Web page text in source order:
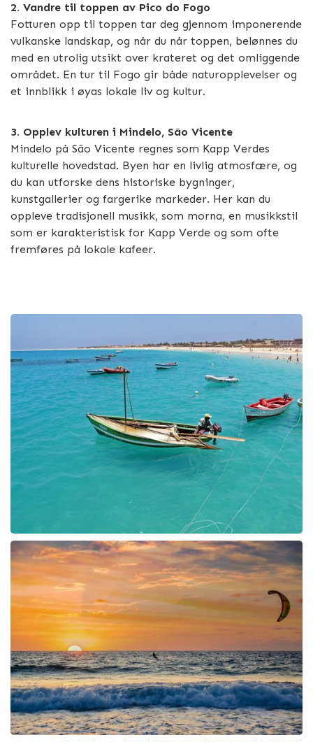
2. Vandre til toppen av Pico do Fogo
Fotturen opp til toppen tar deg gjennom imponerende
vulkanske landskap, og når du når toppen, belønnes du
med en utrolig utsikt over krateret og det omliggende
området. En tur til Fogo gir både naturopplevelser og
et innblikk i øyas lokale liv og kultur.
3. Opplev kulturen i Mindelo, São Vicente
Mindelo på São Vicente regnes som Kapp Verdes
kulturelle hovedstad. Byen har en livlig atmosfære, og
du kan utforske dens historiske bygninger,
kunstgallerier og fargerike markeder. Her kan du
oppleve tradisjonell musikk, som morna, en musikkstil
som er karakteristisk for Kapp Verde og som ofte
fremføres på lokale kafeer.